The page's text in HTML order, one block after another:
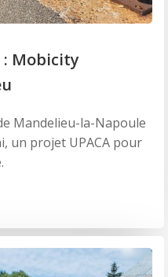
: Mobicity
Mandelieu-la-Napoule
un projet UPACA pour